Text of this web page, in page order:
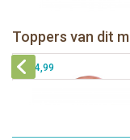
Toppers van dit
€ 15,99
Lanco - Sensory
€ 14,99